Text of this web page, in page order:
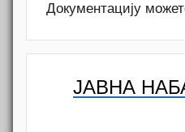
Документацију
ЈАВНА